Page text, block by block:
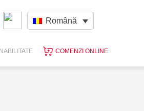
Română
COMENZI ONLINE